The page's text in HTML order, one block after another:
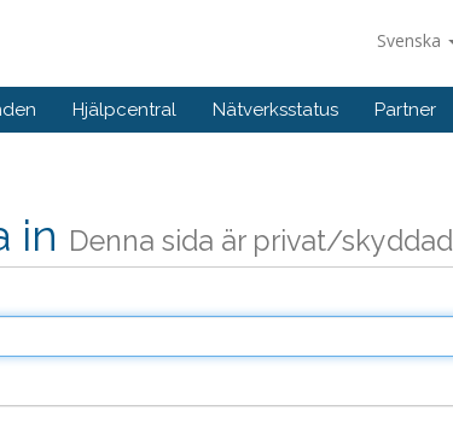
Svenska
Hjälpcentral Nätverksstatus Partner
in Denna sida är privat/skyddad